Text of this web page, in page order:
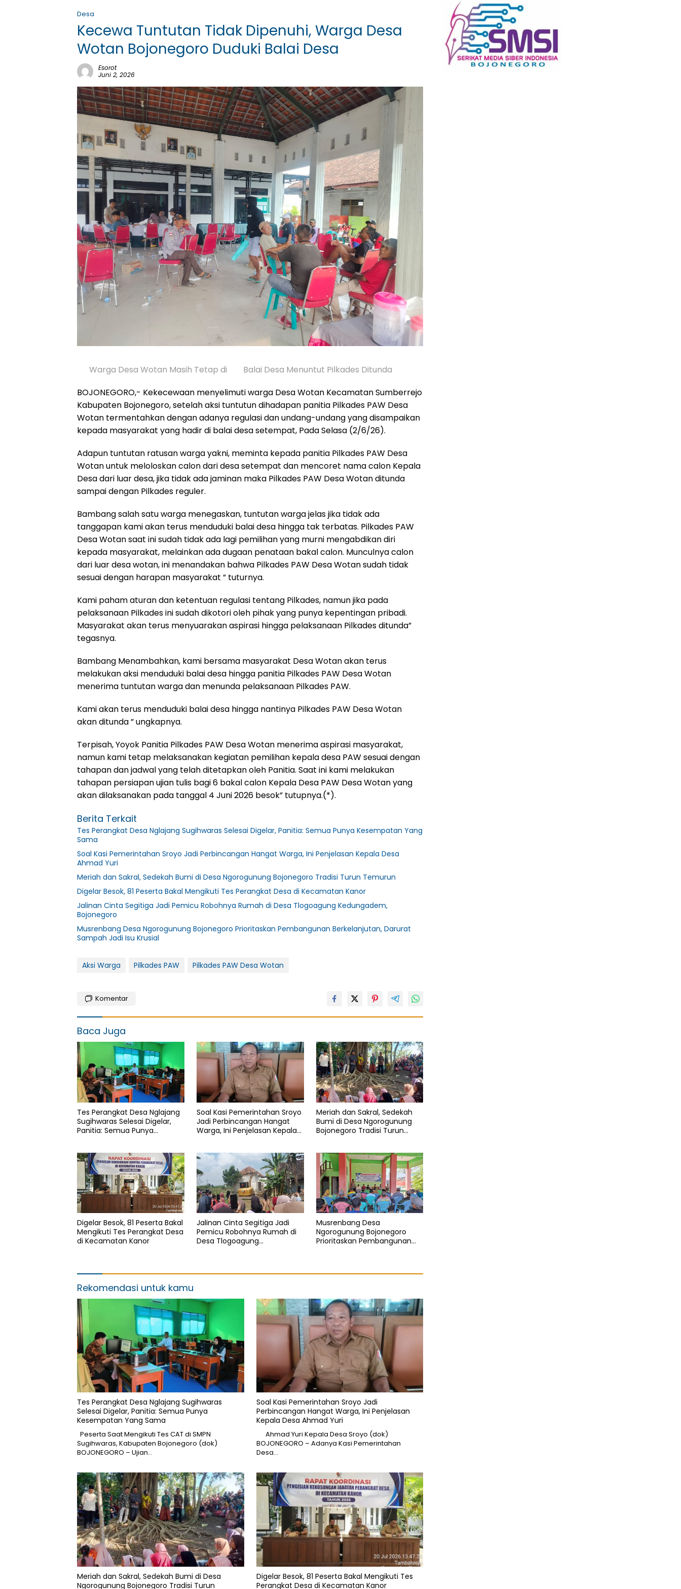
Desa
Kecewa Tuntutan Tidak Dipenuhi, Warga Desa
Wotan Bojonegoro Duduki Balai Desa
Esorot
Juni 2, 2026
Warga Desa Wotan Masih Tetap di Balai Desa Menuntut Pilkades Ditunda
BOJONEGORO,- Kekecewaan menyelimuti warga Desa Wotan Kecamatan Sumberrejo
Kabupaten Bojonegoro, setelah aksi tuntutun dihadapan panitia Pilkades PAW Desa
Wotan termentahkan dengan adanya regulasi dan undang-undang yang disampaikan
kepada masyarakat yang hadir di balai desa setempat, Pada Selasa (2/6/26).
Adapun tuntutan ratusan warga yakni, meminta kepada panitia Pilkades PAW Desa
Wotan untuk meloloskan calon dari desa setempat dan mencoret nama calon Kepala
Desa dari luar desa, jika tidak ada jaminan maka Pilkades PAW Desa Wotan ditunda
sampai dengan Pilkades reguler.
Bambang salah satu warga menegaskan, tuntutan warga jelas jika tidak ada
tanggapan kami akan terus menduduki balai desa hingga tak terbatas. Pilkades PAW
Desa Wotan saat ini sudah tidak ada lagi pemilihan yang murni mengabdikan diri
kepada masyarakat, melainkan ada dugaan penataan bakal calon. Munculnya calon
dari luar desa wotan, ini menandakan bahwa Pilkades PAW Desa Wotan sudah tidak
sesuai dengan harapan masyarakat ” tuturnya.
Kami paham aturan dan ketentuan regulasi tentang Pilkades, namun jika pada
pelaksanaan Pilkades ini sudah dikotori oleh pihak yang punya kepentingan pribadi.
Masyarakat akan terus menyuarakan aspirasi hingga pelaksanaan Pilkades ditunda”
tegasnya.
Bambang Menambahkan, kami bersama masyarakat Desa Wotan akan terus
melakukan aksi menduduki balai desa hingga panitia Pilkades PAW Desa Wotan
menerima tuntutan warga dan menunda pelaksanaan Pilkades PAW.
Kami akan terus menduduki balai desa hingga nantinya Pilkades PAW Desa Wotan
akan ditunda ” ungkapnya.
Terpisah, Yoyok Panitia Pilkades PAW Desa Wotan menerima aspirasi masyarakat,
namun kami tetap melaksanakan kegiatan pemilihan kepala desa PAW sesuai dengan
tahapan dan jadwal yang telah ditetapkan oleh Panitia. Saat ini kami melakukan
tahapan persiapan ujian tulis bagi 6 bakal calon Kepala Desa PAW Desa Wotan yang
akan dilaksanakan pada tanggal 4 Juni 2026 besok” tutupnya.(*).
Berita Terkait
Tes Perangkat Desa Nglajang Sugihwaras Selesai Digelar, Panitia: Semua Punya Kesempatan Yang
Sama
Soal Kasi Pemerintahan Sroyo Jadi Perbincangan Hangat Warga, Ini Penjelasan Kepala Desa
Ahmad Yuri
Meriah dan Sakral, Sedekah Bumi di Desa Ngorogunung Bojonegoro Tradisi Turun Temurun
Digelar Besok, 81 Peserta Bakal Mengikuti Tes Perangkat Desa di Kecamatan Kanor
Jalinan Cinta Segitiga Jadi Pemicu Robohnya Rumah di Desa Tlogoagung Kedungadem,
Bojonegoro
Musrenbang Desa Ngorogunung Bojonegoro Prioritaskan Pembangunan Berkelanjutan, Darurat
Sampah Jadi Isu Krusial
Aksi Warga Pilkades PAW Pilkades PAW Desa Wotan
Komentar
Baca Juga
Tes Perangkat Desa Nglajang
Sugihwaras Selesai Digelar,
Panitia: Semua Punya
Soal Kasi Pemerintahan Sroyo
Jadi Perbincangan Hangat
Warga, Ini Penjelasan Kepala
Meriah dan Sakral, Sedekah
Bumi di Desa Ngorogunung
Bojonegoro Tradisi Turun
Digelar Besok, 81 Peserta Bakal
Mengikuti Tes Perangkat Desa
di Kecamatan Kanor
Jalinan Cinta Segitiga Jadi
Pemicu Robohnya Rumah di
Desa Tlogoagung
Musrenbang Desa
Ngorogunung Bojonegoro
Prioritaskan Pembangunan
Rekomendasi untuk kamu
Tes Perangkat Desa Nglajang Sugihwaras
Selesai Digelar, Panitia: Semua Punya
Kesempatan Yang Sama
Peserta Saat Mengikuti Tes CAT di SMPN
Sugihwaras, Kabupaten Bojonegoro (dok)
BOJONEGORO – Ujian…
Soal Kasi Pemerintahan Sroyo Jadi
Perbincangan Hangat Warga, Ini Penjelasan
Kepala Desa Ahmad Yuri
Ahmad Yuri Kepala Desa Sroyo (dok)
BOJONEGORO – Adanya Kasi Pemerintahan
Desa…
Meriah dan Sakral, Sedekah Bumi di Desa
Ngorogunung Bojonegoro Tradisi Turun
Digelar Besok, 81 Peserta Bakal Mengikuti Tes
Perangkat Desa di Kecamatan Kanor